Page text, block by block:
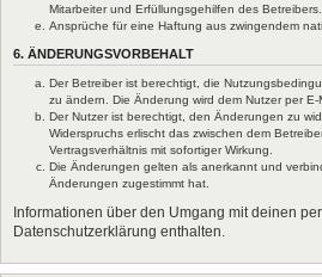
Mitarbeiter und Erfüllungsgehilfen des Betreibers.
Ansprüche für eine Haftung aus zwingendem
6. ÄNDERUNGSVORBEHALT
Der Betreiber ist berechtigt, die
zu ändern. Die Änderung wird dem Nutzer per E-
Der Nutzer ist berechtigt, den Änderungen zu
Widerspruchs erlischt das zwischen dem
Vertragsverhältnis mit sofortiger Wirkung.
Die Änderungen gelten als anerkannt und
Änderungen zugestimmt hat.
Informationen über den Umgang mit deinen
Datenschutzerklärung enthalten.